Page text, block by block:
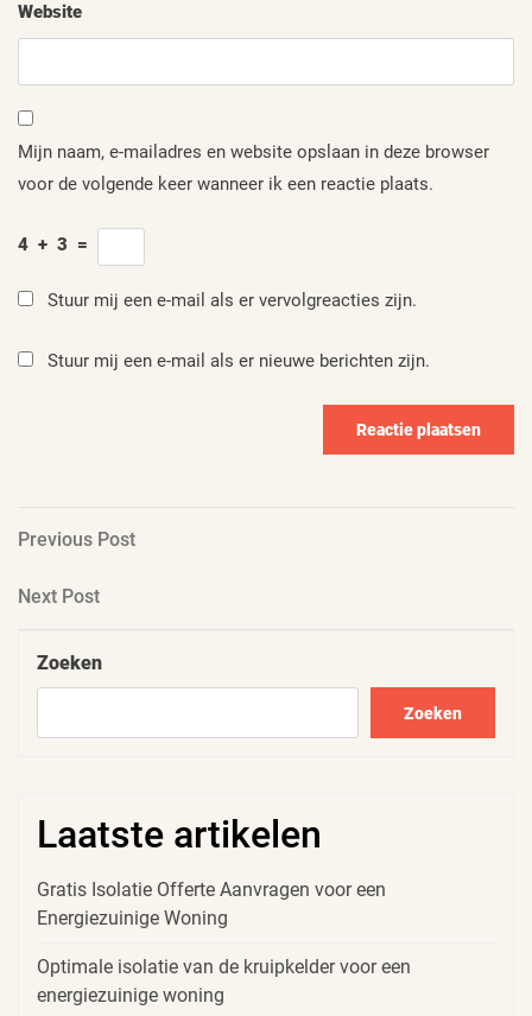
Website
Mijn naam, e-mailadres en website opslaan in deze browser
voor de volgende keer wanneer ik een reactie plaats.
4 + 3 =
Stuur mij een e-mail als er vervolgreacties zijn.
Stuur mij een e-mail als er nieuwe berichten zijn.
Berichtnavigatie
Previous
Previous Post
Next
Next Post
Zoeken
Zoeken
Laatste artikelen
Gratis Isolatie Offerte Aanvragen voor een
Energiezuinige Woning
Optimale isolatie van de kruipkelder voor een
energiezuinige woning